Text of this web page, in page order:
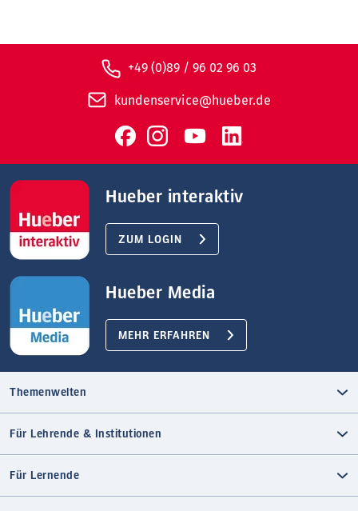
+49 (0)89 / 96 02 96 03
kundenservice@hueber.de
Hueber interaktiv
ZUM LOGIN
Hueber Media
MEHR ERFAHREN
Themenwelten
Für Lehrende & Institutionen
Für Lernende